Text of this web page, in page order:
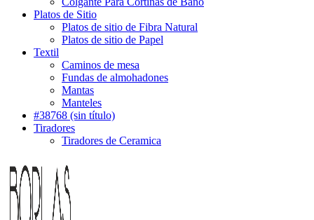
Platos de Sitio
Platos de sitio de Fibra Natural
Platos de sitio de Papel
Textil
Caminos de mesa
Fundas de almohadones
Mantas
Manteles
#38768 (sin título)
Tiradores
Tiradores de Ceramica